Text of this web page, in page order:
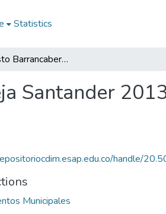
Statistics
Presupuesto Barrancabermeja Santander 2013: PPTO Barrancabermeja Santander 2013
Santander
handle/
Municipales